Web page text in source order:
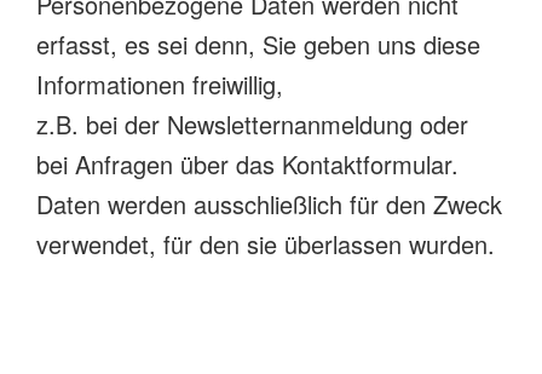
erfasst, es sei denn, Sie geben uns diese
Informationen freiwillig,
z.B. bei der Newsletternanmeldung oder
bei Anfragen über das Kontaktformular.
Daten werden ausschließlich für den Zweck
verwendet, für den sie überlassen wurden.